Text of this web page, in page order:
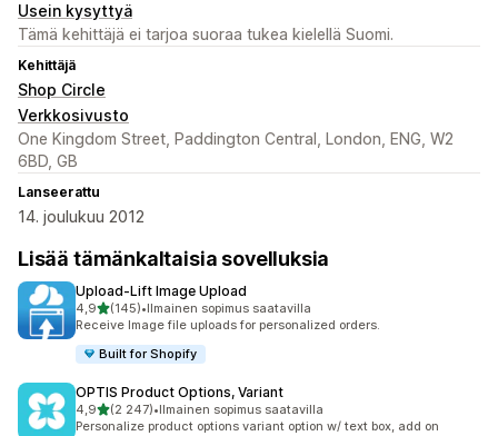
Usein kysyttyä
Tämä kehittäjä ei tarjoa suoraa tukea kielellä Suomi.
Kehittäjä
Shop Circle
Verkkosivusto
One Kingdom Street, Paddington Central, London, ENG, W2
6BD, GB
Lanseerattu
14. joulukuu 2012
Lisää tämänkaltaisia sovelluksia
Upload‑Lift Image Upload
4,9/ 5 tähteä
(145)
145 arvostelua yhteensä
•Ilmainen sopimus saatavilla
Receive Image file uploads for personalized orders.
Built for Shopify
OPTIS Product Options, Variant
4,9/ 5 tähteä
(2 247)
2247 arvostelua yhteensä
•Ilmainen sopimus saatavilla
Personalize product options variant option w/ text box, add on